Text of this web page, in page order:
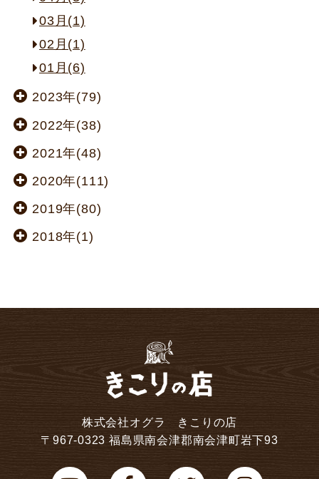
03月(1)
02月(1)
01月(6)
2023年(79)
2022年(38)
2021年(48)
2020年(111)
2019年(80)
2018年(1)
株式会社オグラ きこりの店
〒967-0323 福島県南会津郡南会津町岩下93